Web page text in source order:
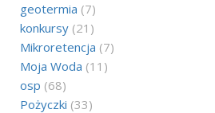
geotermia (7)
konkursy (21)
Mikroretencja (7)
Moja Woda (11)
osp (68)
Pożyczki (33)